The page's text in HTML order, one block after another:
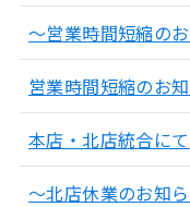
～営業時間短縮の
営業時間短縮のお知
本店・北店統合にて
～北店休業のお知